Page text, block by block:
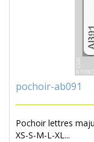
pochoir-ab091
Pochoir lettres
XS-S-M-L-XL...